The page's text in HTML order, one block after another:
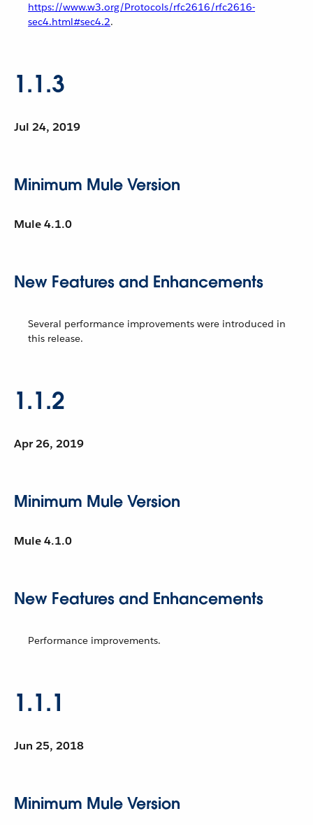
https://www.w3.org/Protocols/rfc2616/rfc2616-
sec4.html#sec4.2.
1.1.3
Jul 24, 2019
Minimum Mule Version
Mule 4.1.0
New Features and Enhancements
Several performance improvements were introduced in
this release.
1.1.2
Apr 26, 2019
Minimum Mule Version
Mule 4.1.0
New Features and Enhancements
Performance improvements.
1.1.1
Jun 25, 2018
Minimum Mule Version